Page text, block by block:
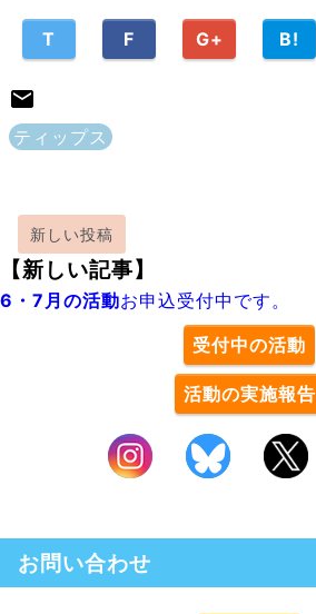
T F G+ B!
ティップス
新しい投稿
【新しい記事】
6・7月の活動お申込受付中です。
受付中の活動
活動の実施報告
お問い合わせ